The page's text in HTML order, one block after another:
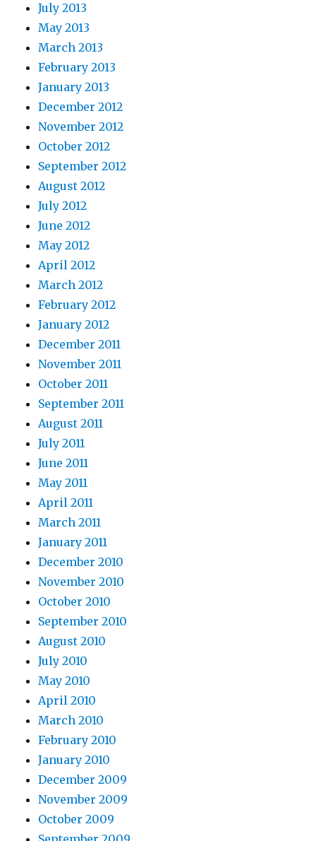
July 2013
May 2013
March 2013
February 2013
January 2013
December 2012
November 2012
October 2012
September 2012
August 2012
July 2012
June 2012
May 2012
April 2012
March 2012
February 2012
January 2012
December 2011
November 2011
October 2011
September 2011
August 2011
July 2011
June 2011
May 2011
April 2011
March 2011
January 2011
December 2010
November 2010
October 2010
September 2010
August 2010
July 2010
May 2010
April 2010
March 2010
February 2010
January 2010
December 2009
November 2009
October 2009